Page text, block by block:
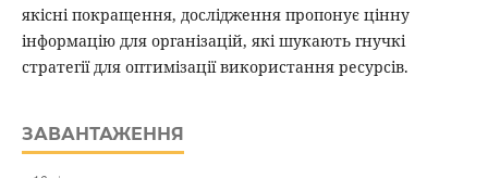
якісні покращення, дослідження пропонує цінну
інформацію для організацій, які шукають гнучкі
стратегії для оптимізації використання ресурсів.
ЗАВАНТАЖЕННЯ